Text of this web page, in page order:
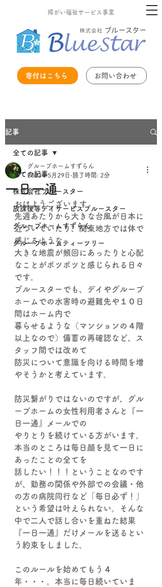
障がい福祉サービス事業
寄付はこちら お問い合わせ
記事
全ての記事
株式会社ブルースター
放課後等デイサービスブルースター
グループホームすずらん
グループホームティーツリー
全ての記事
一日一通
グループホームすずらん
2023年5月29日 読了時間: 2分
おはようございます。
先週あたりから大きな台風が日本に
近づいていたり、関東地方では体で
感じるような
大きな地震が頻回にあったりと心配
なことがポツポツと感じられる日々
です。
ブルースターでも、デイやグループ
ホームでの水害時の避難先や１０日
間はホーム内で
暮らせるような（マンションの４階
以上なので）備蓄の再確認など、ス
タッフ間では改めて
防災について意識を向ける時間を増
やそうかと考えています。
防災繋がりではないのですが、グル
ープホームの女性利用者さんと『一
日一通』メールでの
やりとりを続けている方がいます。
本当のところは毎日顔を見て一日に
あったことの全てを
話したい！！！ということなのです
が、勤務の関係や外部での会議・他
の方の病院同行など「毎日必ず！」
という希望は叶えられない。そんな
中で二人で話し合いを重ねた結果
『一日一通』だけメールを送るとい
う約束をしました。
このルールを始めてもう４
年・・・。本当に毎日続いていま